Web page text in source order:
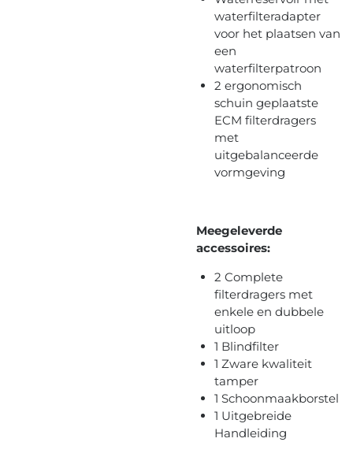
waterfilteradapter
voor het plaatsen van
een
waterfilterpatroon
2 ergonomisch
schuin geplaatste
ECM filterdragers
met
uitgebalanceerde
vormgeving
Meegeleverde
accessoires:
2 Complete
filterdragers met
enkele en dubbele
uitloop
1 Blindfilter
1 Zware kwaliteit
tamper
1 Schoonmaakborstel
1 Uitgebreide
Handleiding